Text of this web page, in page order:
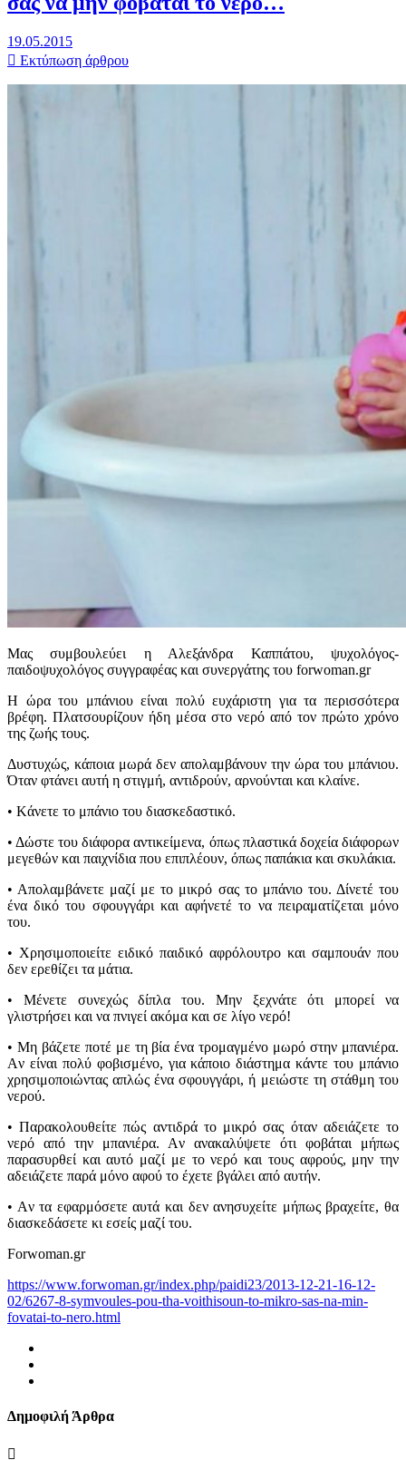
19.05.2015
Εκτύπωση άρθρου
Μας συμβουλεύει η Αλεξάνδρα Καππάτου, ψυχολόγος-
παιδοψυχολόγος συγγραφέας και συνεργάτης του forwoman.gr
Η ώρα του μπάνιου είναι πολύ ευχάριστη για τα περισσότερα
βρέφη. Πλατσουρίζουν ήδη μέσα στο νερό από τον πρώτο χρόνο
της ζωής τους.
Δυστυχώς, κάποια μωρά δεν απολαμβάνουν την ώρα του μπάνιου.
Όταν φτάνει αυτή η στιγμή, αντιδρούν, αρνούνται και κλαίνε.
• Kάνετε το μπάνιο του διασκεδαστικό.
• Δώστε του διάφορα αντικείμενα, όπως πλαστικά δοχεία διάφορων
μεγεθών και παιχνίδια που επιπλέουν, όπως παπάκια και σκυλάκια.
• Aπολαμβάνετε μαζί με το μικρό σας το μπάνιο του. Δίνετέ του
ένα δικό του σφουγγάρι και αφήνετέ το να πειραματίζεται μόνο
του.
• Xρησιμοποιείτε ειδικό παιδικό αφρόλουτρο και σαμπουάν που
δεν ερεθίζει τα μάτια.
• Μένετε συνεχώς δίπλα του. Μην ξεχνάτε ότι μπορεί να
γλιστρήσει και να πνιγεί ακόμα και σε λίγο νερό!
• Mη βάζετε ποτέ με τη βία ένα τρομαγμένο μωρό στην μπανιέρα.
Aν είναι πολύ φοβισμένο, για κάποιο διάστημα κάντε του μπάνιο
χρησιμοποιώντας απλώς ένα σφουγγάρι, ή μειώστε τη στάθμη του
νερού.
• Παρακολουθείτε πώς αντιδρά το μικρό σας όταν αδειάζετε το
νερό από την μπανιέρα. Aν ανακαλύψετε ότι φοβάται μήπως
παρασυρθεί και αυτό μαζί με το νερό και τους αφρούς, μην την
αδειάζετε παρά μόνο αφού το έχετε βγάλει από αυτήν.
• Aν τα εφαρμόσετε αυτά και δεν ανησυχείτε μήπως βραχείτε, θα
διασκεδάσετε κι εσείς μαζί του.
Forwoman.gr
https://www.forwoman.gr/index.php/paidi23/2013-12-21-16-12-
02/6267-8-symvoules-pou-tha-voithisoun-to-mikro-sas-na-min-
fovatai-to-nero.html
Δημοφιλή Άρθρα